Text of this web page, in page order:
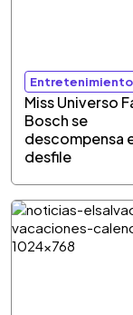
Entretenimiento
Miss Universo
Bosch se
descompensa
desfile